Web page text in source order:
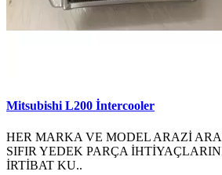
Mitsubishi L200 İntercooler
HER MARKA VE MODEL ARAZİ
SIFIR YEDEK PARÇA
İRTİBAT KU..